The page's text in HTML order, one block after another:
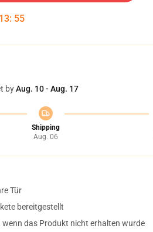
13: 54
byAug. 10 - Aug. 17
Shipping
Aug. 06
Tür
bereitgestellt
das Produkt nicht erhalten wurde